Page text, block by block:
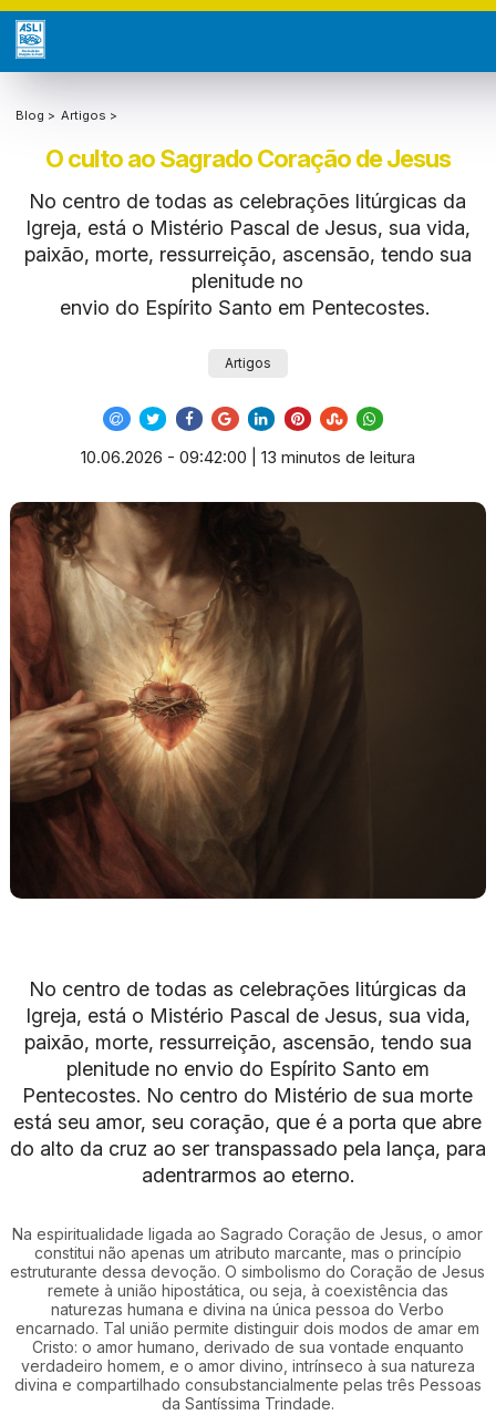
Blog > Artigos >
O culto ao Sagrado Coração de Jesus
No centro de todas as celebrações litúrgicas da
Igreja, está o Mistério Pascal de Jesus, sua vida,
paixão, morte, ressurreição, ascensão, tendo sua
plenitude no
envio do Espírito Santo em Pentecostes.
Artigos
10.06.2026 - 09:42:00 | 13 minutos de leitura
No centro de todas as celebrações litúrgicas da
Igreja, está o Mistério Pascal de Jesus, sua vida,
paixão, morte, ressurreição, ascensão, tendo sua
plenitude no envio do Espírito Santo em
Pentecostes. No centro do Mistério de sua morte
está seu amor, seu coração, que é a porta que abre
do alto da cruz ao ser transpassado pela lança, para
adentrarmos ao eterno.
Na espiritualidade ligada ao Sagrado Coração de Jesus, o amor
constitui não apenas um atributo marcante, mas o princípio
estruturante dessa devoção. O simbolismo do Coração de Jesus
remete à união hipostática, ou seja, à coexistência das
naturezas humana e divina na única pessoa do Verbo
encarnado. Tal união permite distinguir dois modos de amar em
Cristo: o amor humano, derivado de sua vontade enquanto
verdadeiro homem, e o amor divino, intrínseco à sua natureza
divina e compartilhado consubstancialmente pelas três Pessoas
da Santíssima Trindade.